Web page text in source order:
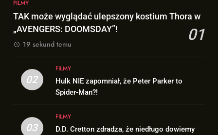
1
TAK może wyglądać ulepszony
kostium Thora w „AVENGERS:
2
Hulk NIE zapomniał, że Peter
Parker to Spider-Man?!
FILMY
TAK może wyglądać ulepszony kostium Thora w
„AVENGERS: DOOMSDAY”!
01
19 sekund temu
02
FILMY
Hulk NIE zapomniał, że Peter Parker to
Spider-Man?!
03
FILMY
D.D. Cretton zdradza, że niedługo dowiemy
8
Wiemy, kiedy pojawi się DRUGI
1
TAK może wyglądać ulepszony